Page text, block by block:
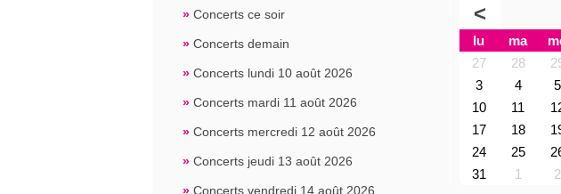
»Concerts ce soir
»Concerts demain
»Concerts lundi 10 août 2026
»Concerts mardi 11 août 2026
»Concerts mercredi 12 août 2026
»Concerts jeudi 13 août 2026
»Concerts vendredi 14 août 2026
<
lu ma
27
28
3
4 5
10
11
17
18
24
25
31
1 2